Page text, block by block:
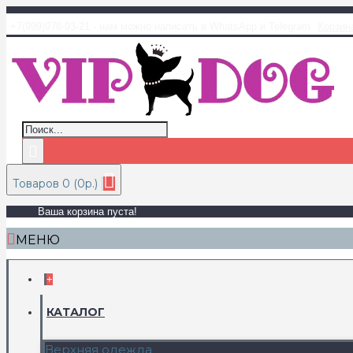
Товаров 0 (0р.)
Ваша корзина пуста!
МЕНЮ
+
КАТАЛОГ
Верхняя одежда